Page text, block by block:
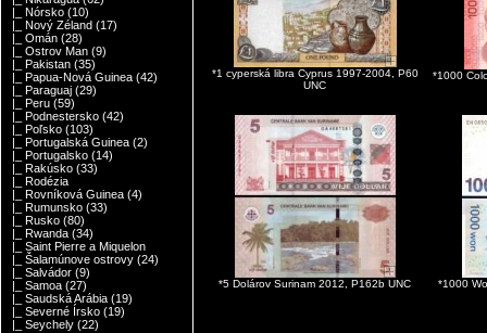
|_ Nórsko (10)
|_ Nový Zéland (17)
|_ Omán (28)
|_ Ostrov Man (9)
|_ Pakistan (35)
|_ Papua-Nová Guinea (42)
|_ Paraguaj (29)
|_ Peru (59)
|_ Podnestersko (42)
|_ Poľsko (103)
|_ Portugalská Guinea (2)
|_ Portugalsko (14)
|_ Rakúsko (33)
|_ Rodézia
|_ Rovníková Guinea (4)
|_ Rumunsko (33)
|_ Rusko (80)
|_ Rwanda (34)
|_ Saint Pierre a Miquelon
|_ Šalamúnove ostrovy (24)
|_ Salvádor (9)
|_ Samoa (27)
|_ Saudská Arábia (19)
|_ Severné Írsko (19)
|_ Seychely (22)
*1 cyperská libra Cyprus 1997-2004, P60
UNC
*1000
*5 Dolárov Surinam 2012, P162b UNC *1000